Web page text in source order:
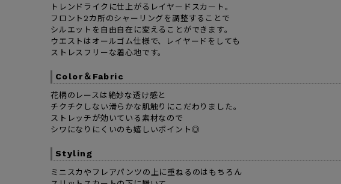
トレンドライクに仕上がるレイヤードスカート。
フロント2カ所のシャーリングを調整することで
シルエットを自由自在に変えることができます。
ウエストはオールゴム仕様で、レイヤードをしても
ストレスフリーな着心地です。
Color＆Fabric
花柄のレースは絶妙な透け感と
チクチクしない滑らかな肌触りにこだわりました。
ストレッチが効いている素材なので
シワになりにくいのも嬉しいポイント◎
Styling
ミニスカやフレアパンツの上に重ねるのはもちろん